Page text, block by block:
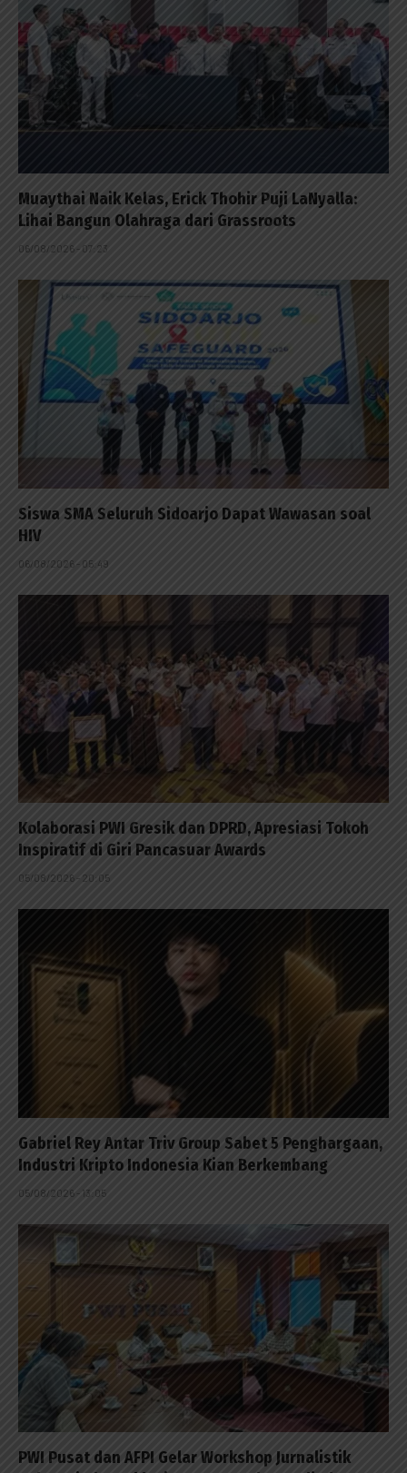
Muaythai Naik Kelas, Erick Thohir Puji LaNyalla:
Lihai Bangun Olahraga dari Grassroots
06/08/2026 - 07:23
Siswa SMA Seluruh Sidoarjo Dapat Wawasan soal
HIV
06/08/2026 - 05:49
Kolaborasi PWI Gresik dan DPRD, Apresiasi Tokoh
Inspiratif di Giri Pancasuar Awards
05/08/2026 - 20:05
Gabriel Rey Antar Triv Group Sabet 5 Penghargaan,
Industri Kripto Indonesia Kian Berkembang
05/08/2026 - 13:05
PWI Pusat dan AFPI Gelar Workshop Jurnalistik